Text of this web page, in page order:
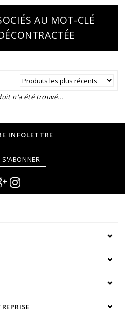
AU MOT-CLÉ
n'a été trouvé...
INFOLETTRE
S'ABONNER